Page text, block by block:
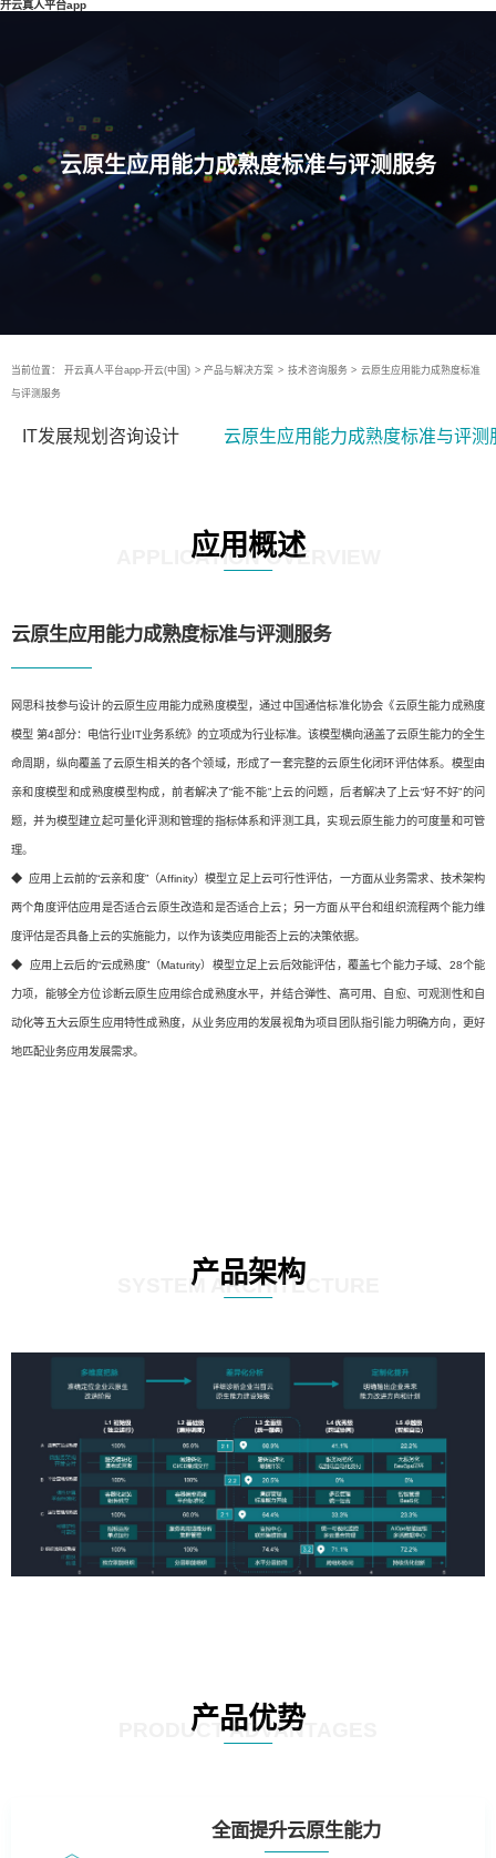
开云真人平台app
云原生应用能力成熟度标准与评测服务
当前位置： 开云真人平台app-开云(中国) > 产品与解决方案 > 技术咨询服务 > 云原生应用能力成熟度标准
与评测服务
IT发展规划咨询设计 云原生应用能力成熟度标准与评测
应用概述
APPLICATION OVERVIEW
云原生应用能力成熟度标准与评测服务
网思科技参与设计的云原生应用能力成熟度模型，通过中国通信标准化协会《云原生能力成熟度
模型 第4部分：电信行业IT业务系统》的立项成为行业标准。该模型横向涵盖了云原生能力的全生
命周期，纵向覆盖了云原生相关的各个领域，形成了一套完整的云原生化闭环评估体系。模型由
亲和度模型和成熟度模型构成，前者解决了“能不能”上云的问题，后者解决了上云“好不好”的问
题，并为模型建立起可量化评测和管理的指标体系和评测工具，实现云原生能力的可度量和可管
理。
◆ 应用上云前的“云亲和度”（Affinity）模型立足上云可行性评估，一方面从业务需求、技术架构
两个角度评估应用是否适合云原生改造和是否适合上云；另一方面从平台和组织流程两个能力维
度评估是否具备上云的实施能力，以作为该类应用能否上云的决策依据。
◆ 应用上云后的“云成熟度”（Maturity）模型立足上云后效能评估，覆盖七个能力子域、28个能
力项，能够全方位诊断云原生应用综合成熟度水平，并结合弹性、高可用、自愈、可观测性和自
动化等五大云原生应用特性成熟度，从业务应用的发展视角为项目团队指引能力明确方向，更好
地匹配业务应用发展需求。
产品架构
SYSTEM ARCHITECTURE
产品优势
PRODUCT ADVANTAGES
全面提升云原生能力